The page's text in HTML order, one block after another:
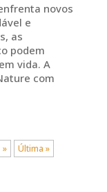
novos
e
as
podem
vida. A
com
» Última »